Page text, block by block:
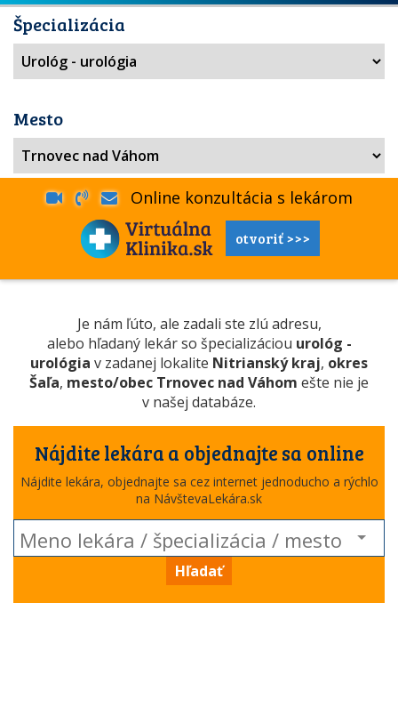
Špecializácia
Mesto
Online konzultácia s lekárom
otvoriť >>>
Je nám ľúto, ale zadali ste zlú adresu,
alebo hľadaný lekár so špecializáciou urológ -
urológia v zadanej lokalite Nitrianský kraj, okres
Šaľa, mesto/obec Trnovec nad Váhom ešte nie je
v našej databáze.
Nájdite lekára a objednajte sa online
Nájdite lekára, objednajte sa cez internet jednoducho a rýchlo
na NávštevaLekára.sk
Hľadať